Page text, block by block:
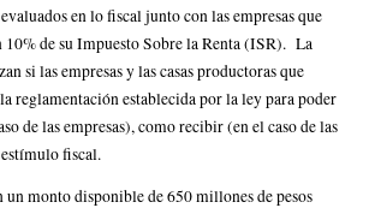
en lo fiscal junto con las empresas que
10% de su Impuesto Sobre la Renta (ISR). La
si las empresas y las casas productoras que
reglamentación establecida por la ley para poder
de las empresas), como recibir (en el caso de las
fiscal.
monto disponible de 650 millones de pesos